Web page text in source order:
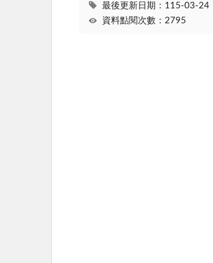
最後更新日期：115-03-24
資料點閱次數：2795